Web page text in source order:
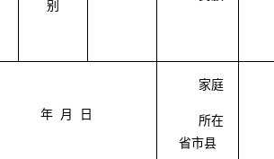
别
年 月 日
家庭
所在
省市县